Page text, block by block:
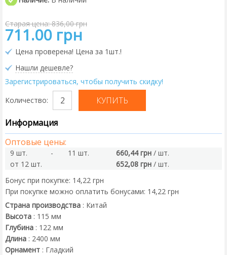
Старая цена: 836,00 грн
711.00 грн
Цена проверена! Цена за 1шт.!
Нашли дешевле?
Зарегистрироваться, чтобы получить скидку!
Количество:
Информация
Оптовые цены:
9 шт. - 11 шт. 660,44 грн / шт.
от 12 шт.
652,08 грн / шт.
Бонус при покупке: 14,22 грн
При покупке можно оплатить бонусами: 14,22 грн
Страна производства : Китай
Высота : 115 мм
Глубина : 122 мм
Длина : 2400 мм
Орнамент : Гладкий